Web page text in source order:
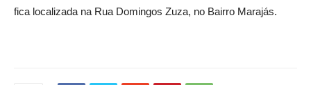
fica localizada na Rua Domingos Zuza, no Bairro Marajás.